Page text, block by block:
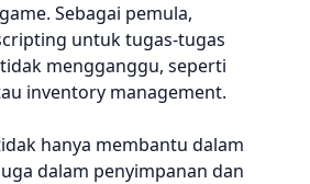
Sebagai pemula,
untuk tugas-tugas
mengganggu, seperti
inventory management.
hanya membantu dalam
dalam penyimpanan dan